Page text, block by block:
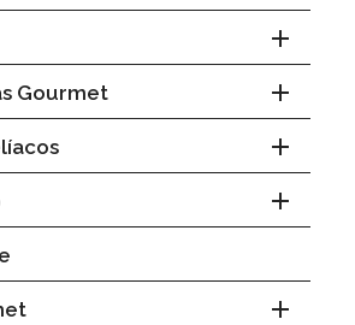

Gourmet 


